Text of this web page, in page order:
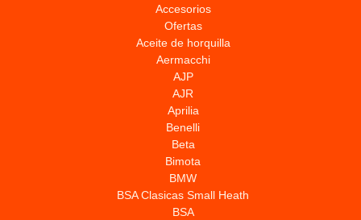
Accesorios
Ofertas
Aceite de horquilla
Aermacchi
AJP
AJR
Aprilia
Benelli
Beta
Bimota
BMW
BSA Clasicas Small Heath
BSA